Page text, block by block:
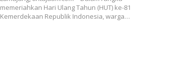
memeriahkan Hari Ulang Tahun (HUT) ke-81
Kemerdekaan Republik Indonesia, warga…